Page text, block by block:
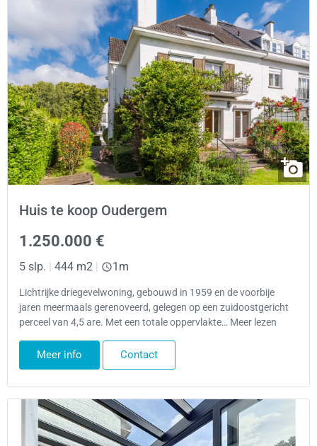
Huis te koop Oudergem
1.250.000 €
5 slp. | 444 m2 | 1m
Lichtrijke driegevelwoning, gebouwd in 1959 en de voorbije
jaren meermaals gerenoveerd, gelegen op een zuidoostgericht
perceel van 4,5 are. Met een totale oppervlakte… Meer lezen
Meer info Contact